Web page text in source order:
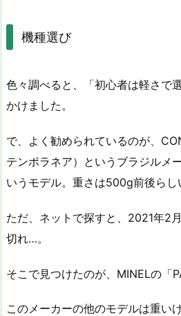
機種選び
色々調べると、「初心者は軽さで
かけました。
で、よく勧められているのが、
テンポラネア）というブラジルメ
いうモデル。重さは500g前後らし
ただ、ネットで探すと、2021年2
切れ…。
そこで見つけたのが、MINELの「
このメーカーの他のモデルは重い